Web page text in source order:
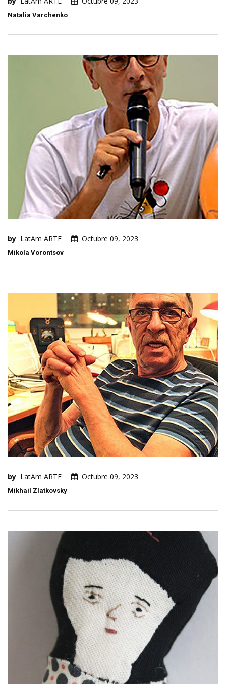
Natalia Varchenko
by LatAm ARTE Octubre 09, 2023
Mikola Vorontsov
by LatAm ARTE Octubre 09, 2023
Mikhail Zlatkovsky